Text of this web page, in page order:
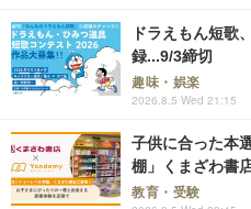
ドラえもん短歌
録...9/3締切
趣味・娯楽
2026.8.5 Wed 21:15
子供に合った本
棚」くまざわ書
教育・受験